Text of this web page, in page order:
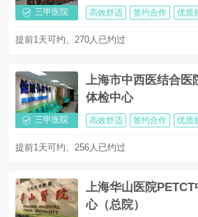
三甲医院
妇科医院）体检中心
高效舒适 签约合作 优质
提前1天可约、270人已约过
三甲医院
上海市中西医结合医
体检中心
高效舒适 签约合作 优质
提前1天可约、256人已约过
上海华山医院PETCT
心（总院）